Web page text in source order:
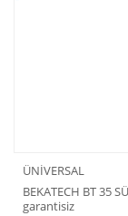
ÜNİVERSAL
BEKATECH BT 35
garantisiz